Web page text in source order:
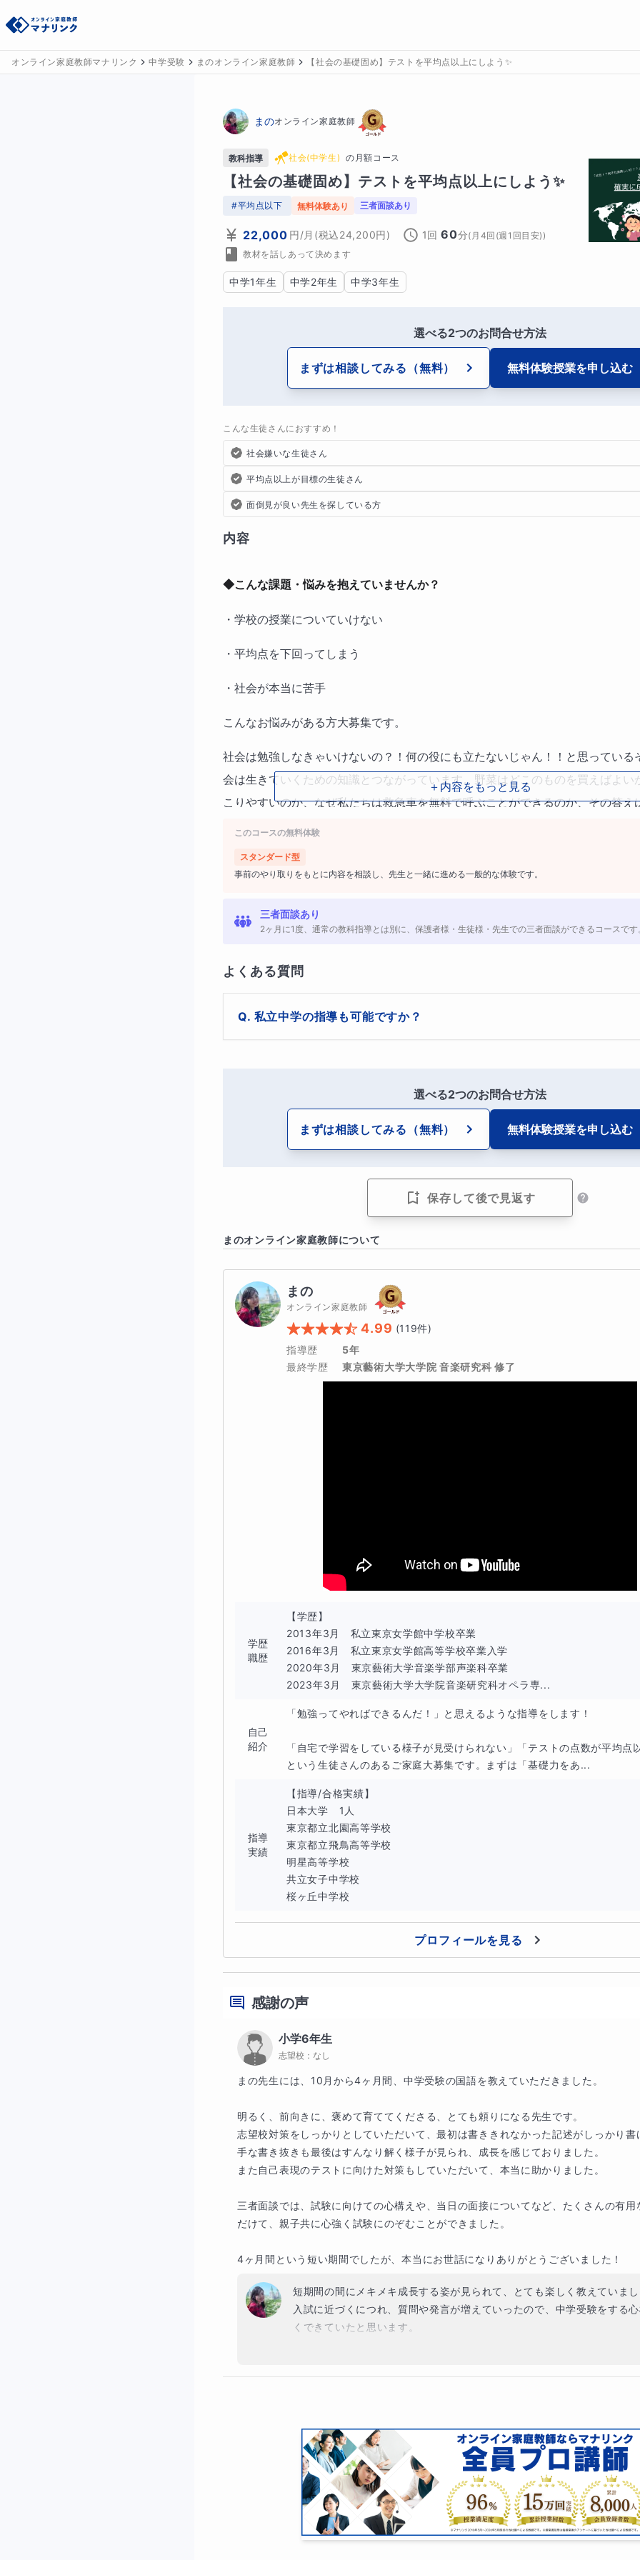
オンライン家庭教師マナリンク 中学受験 まのオンライン家庭教師 【社会の基礎固め】テストを平均点以上にしよう✨
まのオンライン家庭教師
教科指導 社会(中学生) の 月額コース
【社会の基礎固め】テストを平均点以上にしよう✨
#平均点以下 無料体験あり 三者面談あり
22,000 円/月 (税込24,200円) 1回 60分( 月4回(週1回目安) )
教材を話しあって決めます
中学1年生 中学2年生 中学3年生
選べる2つのお問合せ方法
まずは相談してみる （無料） 無料体験授業を申し込む
こんな生徒さんにおすすめ！
社会嫌いな生徒さん
平均点以上が目標の生徒さん
面倒見が良い先生を探している方
内容
◆こんな課題・悩みを抱えていませんか？
・学校の授業についていけない
・平均点を下回ってしまう
・社会が本当に苦手
こんなお悩みがある方大募集です。
社会は勉強しなきゃいけないの？！何の役にも立たないじゃん！！と思っている
会は生きていくための知識とつながっています。野菜はどこのものを買えばよい
こりやすいのか、なぜ私たちは救急車を無料で呼ぶことができるのか、その答え
科の中で学ぶことができます。とはいえ、社会科の勉強の中で最も大きな課題は
好きなことと密接なかかわりがあるのでその教科に興味を持ってもらうことが大
ことでその場で暗記をすることが半分の割合で進めていきます。
興味があるかを尋ねます。例えばゲームならそのゲームや部品がどこで作られているのかど
も覚えることにしました。覚えることは増えているにもかかわらず、その生徒さんは国名と
覚えることができていました。これには私も驚いたのですが、好きなものの力は偉大だと実
章を音読します。その際無茶は承知で「一回だけしか読めません。そのあとはすぐにクイズ
んは見たことがありません。緊張感と集中力さえあればすぐに記憶は可能だということを実
につながると考えています。
◆オンライン授業の具体的な進め方
り確実に知識を定着させていくことが可能です。
◆このコースと相性が良い生徒さん・ご家庭
相性が良いご家庭は、まだ学習習慣が定着していなかったり、どこから手をつけて良いの
いくら話をしても勉強してくれなかったりする生徒さんがいらっしゃるところです。 保護者
できるけれど身内から言われると心を閉ざしてしまうことも思春期なら多々あるかと思いま
は生徒さんのためを思ってお話をしているのですが、なかなか伝わらずにヤキモキすること
私の指導は明るく楽しく学ぶことをモットーにしていますが、同時に中学での基礎力をし
も目標にしています。 一緒に生徒さんを見守っていけたらと思います。
＋内容をもっと見る
このコースの無料体験
スタンダード型
事前のやり取りをもとに内容を相談し、先生と一緒に進める一般的な体験です。
三者面談あり
2ヶ月に1度、通常の教科指導とは別に、保護者様・生徒様・先生での三者面談ができるコースです
よくある質問
私立中学の指導も可能ですか？
選べる2つのお問合せ方法
まずは相談してみる （無料） 無料体験授業を申し込む
保存して後で見返す
まのオンライン家庭教師について
まの
オンライン家庭教師
4.99 (119件)
指導歴
5年
最終学歴
東京藝術大学大学院 音楽研究科 修了
学歴
職歴
【学歴】
2013年3月　私立東京女学館中学校卒業
2016年3月　私立東京女学館高等学校卒業入学
2020年3月　東京藝術大学音楽学部声楽科卒業
2023年3月　東京藝術大学大学院音楽研究科オペラ専...
自己
紹介
「勉強ってやればできるんだ！」と思えるような指導をします！
「自宅で学習をしている様子が見受けられない」「テストの点数が平均点
という生徒さんのあるご家庭大募集です。まずは「基礎力をあ...
指導
実績
【指導/合格実績】
日本大学　1人
東京都立北園高等学校
東京都立飛鳥高等学校
明星高等学校
共立女子中学校
桜ヶ丘中学校
プロフィールを見る
感謝の声
小学6年生
志望校： なし
まの先生には、10月から4ヶ月間、中学受験の国語を教えていただきました。
明るく、前向きに、褒めて育ててくださる、とても頼りになる先生です。
志望校対策をしっかりとしていただいて、最初は書ききれなかった記述がしっかり書
手な書き抜きも最後はすんなり解く様子が見られ、成長を感じておりました。
また自己表現のテストに向けた対策もしていただいて、本当に助かりました。
三者面談では、試験に向けての心構えや、当日の面接についてなど、たくさんの有用
だけて、親子共に心強く試験にのぞむことができました。
4ヶ月間という短い期間でしたが、本当にお世話になりありがとうございました！
短期間の間にメキメキ成長する姿が見られて、とても楽しく教えていまし
入試に近づくにつれ、質問や発言が増えていったので、中学受験をする
くできていたと思います。
国語は全ての基礎であり、後に他の言語の学習やいずれ書かなくてはな
おります。